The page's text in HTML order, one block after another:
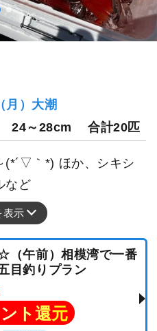
月）大潮
24～28cm 合計20匹
(*´▽｀*) ほか、シキシ
など
表示
午前）相模湾で一番
目釣りプラン
ト還元